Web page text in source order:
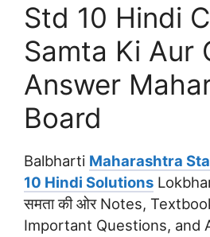
Std 10 Hindi
Samta Ki Aur
Answer
Board
Balbharti Maharashtra
10 Hindi Solutions
समता की ओर Notes,
Important Questions, and